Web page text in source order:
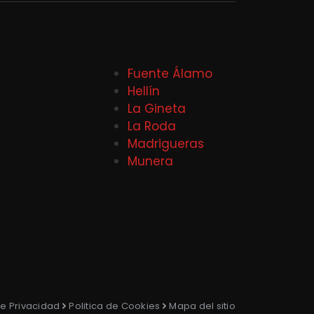
Fuente Álamo
Hellín
La Gineta
La Roda
Madrigueras
Munera
Privacidad Politica de Cookies Mapa del sitio